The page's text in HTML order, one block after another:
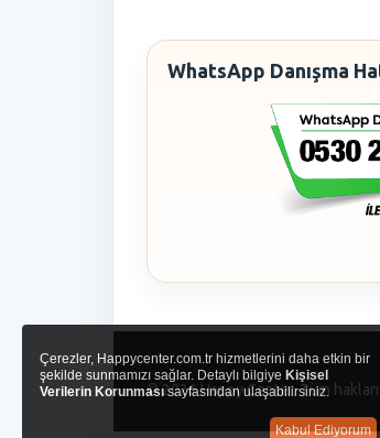
WhatsApp Danışma
© 2026 Happy Center. Tüm hakları
Çerezler, Happycenter.com.tr hizmetlerini daha etkin bir
şekilde sunmamızı sağlar. Detaylı bilgiye Kişisel
Verilerin Korunmasısayfasından ulaşabilirsiniz.
Kabul Ediyorum